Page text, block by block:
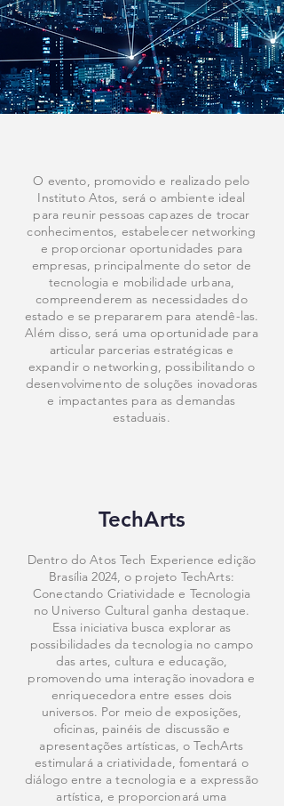
O evento, promovido e realizado pelo
Instituto Atos, será o ambiente ideal
para reunir pessoas capazes de trocar
conhecimentos, estabelecer networking
e proporcionar oportunidades para
empresas, principalmente do setor de
tecnologia e mobilidade urbana,
compreenderem as necessidades do
estado e se prepararem para atendê-las.
Além disso, será uma oportunidade para
articular parcerias estratégicas e
expandir o networking, possibilitando o
desenvolvimento de soluções inovadoras
e impactantes para as demandas
estaduais.
TechArts
Dentro do Atos Tech Experience edição
Brasília 2024, o projeto TechArts:
Conectando Criatividade e Tecnologia
no Universo Cultural ganha destaque.
Essa iniciativa busca explorar as
possibilidades da tecnologia no campo
das artes, cultura e educação,
promovendo uma interação inovadora e
enriquecedora entre esses dois
universos. Por meio de exposições,
oficinas, painéis de discussão e
apresentações artísticas, o TechArts
estimulará a criatividade, fomentará o
diálogo entre a tecnologia e a expressão
artística, e proporcionará uma